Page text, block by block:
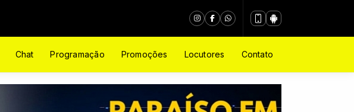
Chat Programação Promoções Locutores Contato